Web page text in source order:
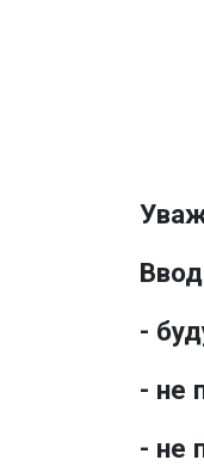
-
- не
- не